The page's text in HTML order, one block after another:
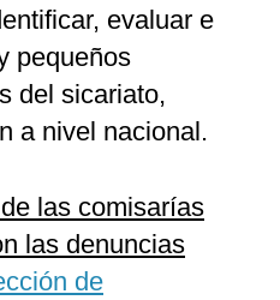
evaluar e
pequeños
del sicariato,
a nivel nacional.
las comisarías
las denuncias
de